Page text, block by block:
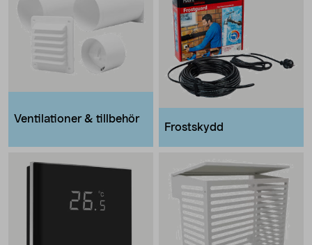
Ventilationer & tillbehör
Frostskydd